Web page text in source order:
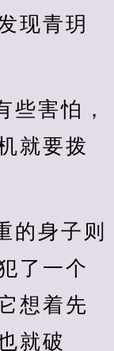
现青玥
些害怕，
就要拨
的身子则
了一个
想着先
就破